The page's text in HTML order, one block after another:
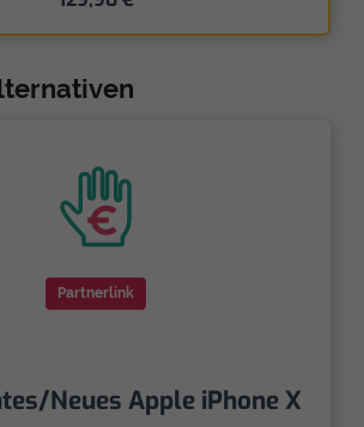
Partnerlink
Neues Apple iPhone X